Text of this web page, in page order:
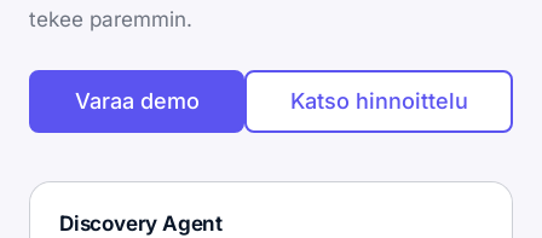
tekee paremmin.
Varaa demo Katso hinnoittelu
Discovery Agent